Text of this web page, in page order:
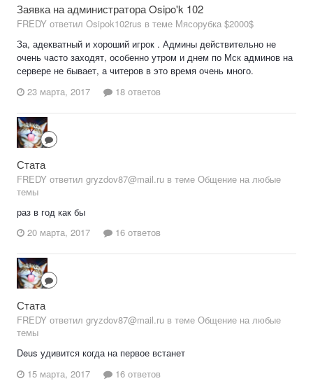
Заявка на администратора Osipo'k 102
FREDY ответил Osipok102rus в теме Мясорубка $2000$
За, адекватный и хороший игрок . Админы действительно не
очень часто заходят, особенно утром и днем по Мск админов на
сервере не бывает, а читеров в это время очень много.
23 марта, 2017
18 ответов
Стата
FREDY ответил gryzdov87@mail.ru в теме Общение на любые
темы
раз в год как бы
20 марта, 2017
16 ответов
Стата
FREDY ответил gryzdov87@mail.ru в теме Общение на любые
темы
Deus удивится когда на первое встанет
15 марта, 2017
16 ответов